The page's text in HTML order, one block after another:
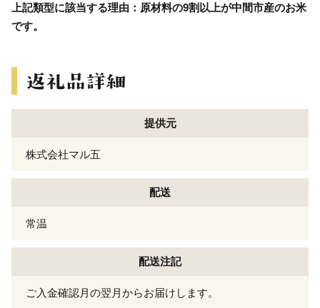
上記類型に該当する理由：原材料の9割以上が中間市産のお米
です。
提供元
株式会社マル五
配送
常温
配送注記
ご入金確認月の翌月からお届けします。